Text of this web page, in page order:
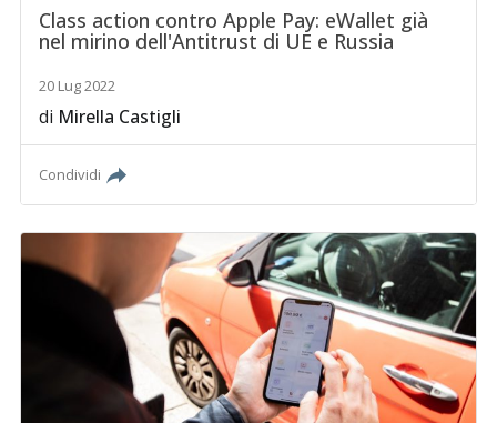
Class action contro Apple Pay: eWallet già
nel mirino dell'Antitrust di UE e Russia
20 Lug 2022
di Mirella Castigli
Condividi